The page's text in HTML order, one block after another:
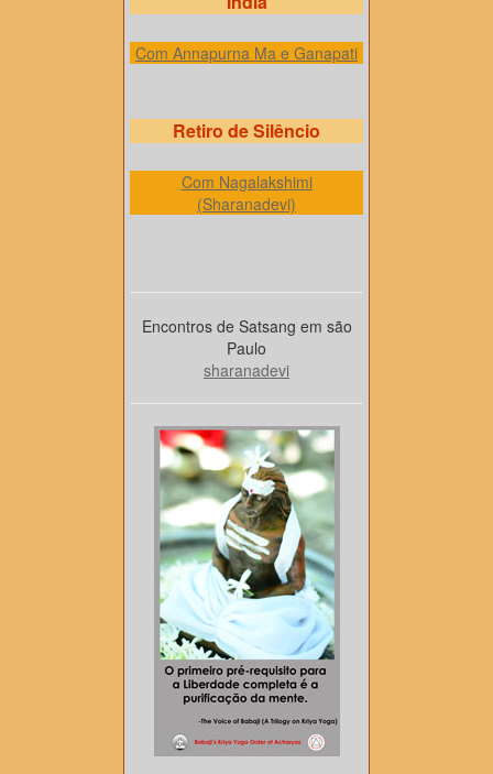
Com Annapurna Ma e Ganapati
Retiro de Silêncio
Com Nagalakshimi
(Sharanadevi)
Encontros de Satsang em são
Paulo
sharanadevi